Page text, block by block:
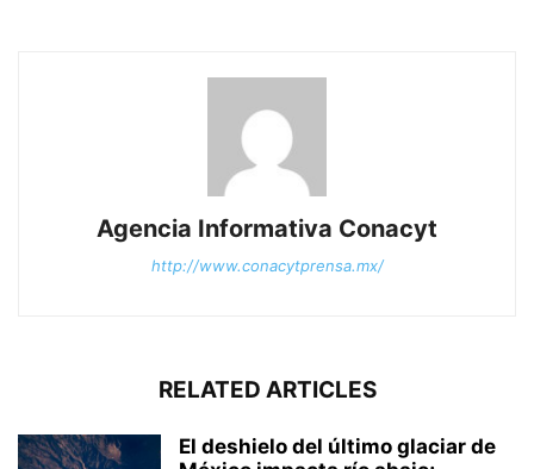
Agencia Informativa Conacyt
http://www.conacytprensa.mx/
RELATED ARTICLES
El deshielo del último glaciar de